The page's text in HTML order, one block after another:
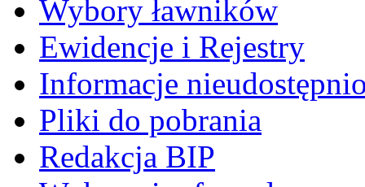
Wybory ławników
Ewidencje i Rejestry
Informacje
Pliki do pobrania
Redakcja BIP